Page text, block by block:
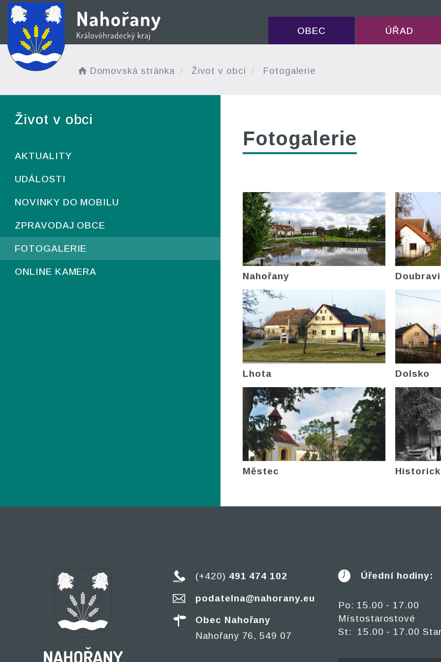
OBEC ÚŘAD
Domovská stránka Život v obci Fotogalerie
Život v obci
AKTUALITY
UDÁLOSTI
NOVINKY DO MOBILU
ZPRAVODAJ OBCE
FOTOGALERIE
ONLINE KAMERA
Fotogalerie
Nahořany
Lhota Dolsko
Městec
(+420) 491 474 102
podatelna@nahorany.eu
Obec Nahořany
Nahořany 76, 549 07
Úřední hodiny:
Po: 15.00 - 17.00
Místostarostové
St: 15.00 - 17.00